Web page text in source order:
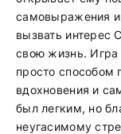
самовыражения и
вызвать интерес
свою жизнь. Игра
просто способом
вдохновения и
был легким, но
неугасимому